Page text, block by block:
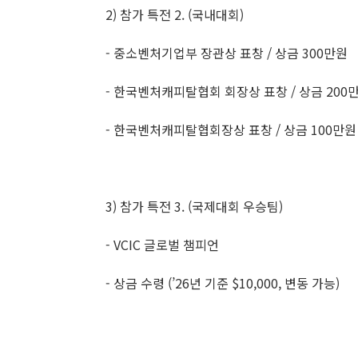
2) 참가 특전 2. (국내대회)
- 중소벤처기업부 장관상 표창 / 상금 300만원
- 한국벤처캐피탈협회 회장상 표창 / 상금 200
- 한국벤처캐피탈협회장상 표창 / 상금 100만원
3) 참가 특전 3. (국제대회 우승팀)
- VCIC 글로벌 챔피언
- 상금 수령 (’26년 기준 $10,000, 변동 가능)